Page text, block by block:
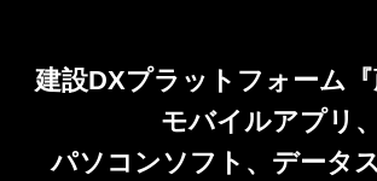
建設DXプラットフォーム
モバイルアプリ、
パソコンソフト、データ